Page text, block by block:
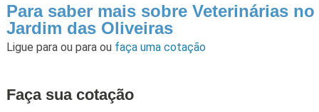
Para saber mais sobre Veterinárias no
Jardim das Oliveiras
Ligue para ou para ou faça uma cotação
Faça sua cotação